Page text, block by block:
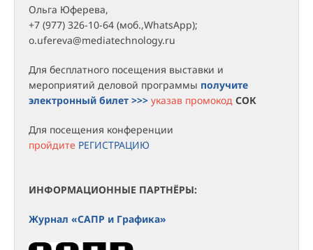
Ольга Юферева,
+7 (977) 326-10-64 (моб.,WhatsApp);
o.ufereva@mediatechnology.ru
Для бесплатного посещения выставки и
мероприятий деловой программы получите
электронный билет >>> указав промокод СОК
Для посещения конференции
пройдите РЕГИСТРАЦИЮ
ИНФОРМАЦИОННЫЕ ПАРТНЁРЫ:
Журнал «САПР и Графика»